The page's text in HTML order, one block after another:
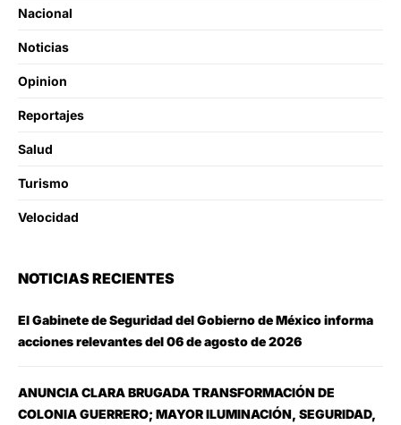
Nacional
Noticias
Opinion
Reportajes
Salud
Turismo
Velocidad
NOTICIAS RECIENTES
El Gabinete de Seguridad del Gobierno de México informa
acciones relevantes del 06 de agosto de 2026
ANUNCIA CLARA BRUGADA TRANSFORMACIÓN DE
COLONIA GUERRERO; MAYOR ILUMINACIÓN, SEGURIDAD,